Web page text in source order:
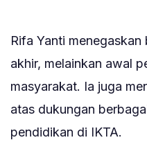
‎Rifa Yanti
akhir, melainkan awal
masyarakat. Ia juga
atas dukungan
pendidikan di IKTA.